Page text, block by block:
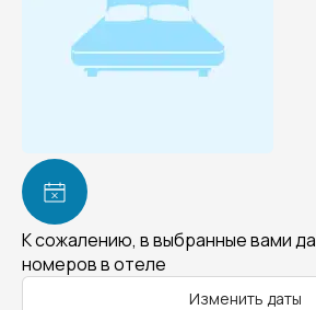
К сожалению, в выбранные вами
номеров в отеле
Изменить даты